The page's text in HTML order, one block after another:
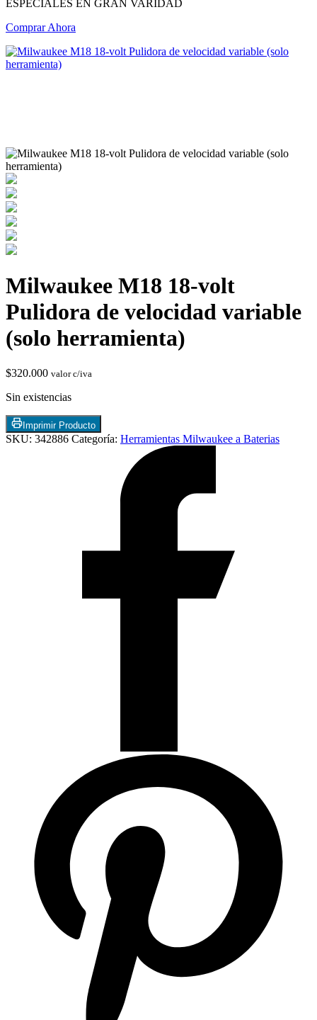
Termostatos y Valvulas
Articulos de Cocina
ESPECIALES EN GRAN VARIDAD
Comprar Ahora
Milwaukee M18 18-volt
Pulidora de velocidad variable
(solo herramienta)
$320.000 valor c/iva
Sin existencias
Imprimir Producto
SKU: 342886 Categoría: Herramientas Milwaukee a Baterias